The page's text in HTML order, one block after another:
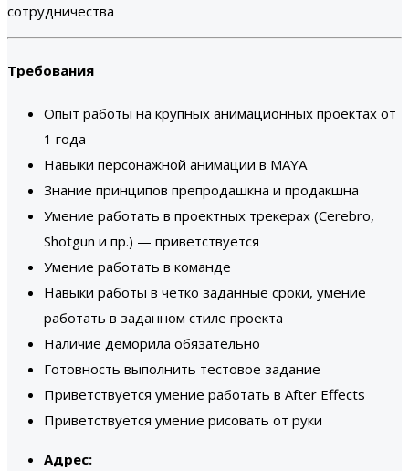
сотрудничества
Требования
Опыт работы на крупных анимационных проектах от
1 года
Навыки персонажной анимации в MAYA
Знание принципов препродашкна и продакшна
Умение работать в проектных трекерах (Cerebro,
Shotgun и пр.) — приветствуется
Умение работать в команде
Навыки работы в четко заданные сроки, умение
работать в заданном стиле проекта
Наличие деморила обязательно
Готовность выполнить тестовое задание
Приветствуется умение работать в After Effects
Приветствуется умение рисовать от руки
Адрес: